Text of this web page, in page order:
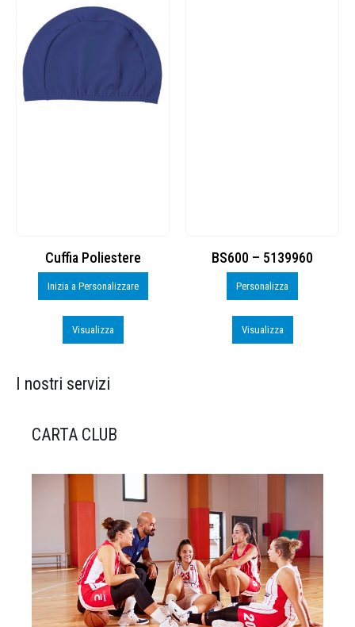
Cuffia Poliestere
Inizia a Personalizzare
Visualizza
BS600 – 5139960
Personalizza
Visualizza
I nostri servizi
CARTA CLUB